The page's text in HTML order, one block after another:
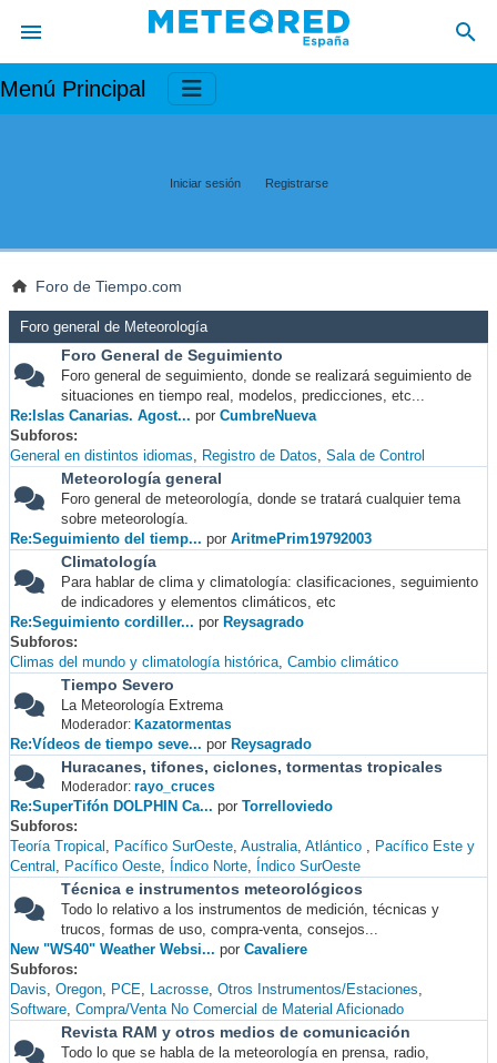
Menú Principal
Iniciar sesión Registrarse
Foro de Tiempo.com
Foro general de Meteorología
Foro General de Seguimiento
Foro general de seguimiento, donde se realizará seguimiento de
situaciones en tiempo real, modelos, predicciones, etc...
Re:Islas Canarias. Agost... por CumbreNueva
Subforos
General en distintos idiomas
Registro de Datos Sala de Control
Meteorología general
Foro general de meteorología, donde se tratará cualquier tema
sobre meteorología.
Re:Seguimiento del tiemp... por AritmePrim19792003
Climatología
Para hablar de clima y climatología: clasificaciones, seguimiento
de indicadores y elementos climáticos, etc
Re:Seguimiento cordiller... por Reysagrado
Subforos
Climas del mundo y climatología histórica Cambio climático
Tiempo Severo
La Meteorología Extrema
Moderador: Kazatormentas
Re:Vídeos de tiempo seve... por Reysagrado
Huracanes, tifones, ciclones, tormentas tropicales
Moderador: rayo_cruces
Re:SuperTifón DOLPHIN Ca... por Torrelloviedo
Subforos
Teoría Tropical
Pacífico SurOeste Australia Atlántico
Pacífico Este y
Central
Pacífico Oeste Índico Norte Índico SurOeste
Técnica e instrumentos meteorológicos
Todo lo relativo a los instrumentos de medición, técnicas y
trucos, formas de uso, compra-venta, consejos...
New "WS40" Weather Websi... por Cavaliere
Subforos
Davis Oregon PCE Lacrosse Otros Instrumentos/Estaciones
Software Compra/Venta No Comercial de Material Aficionado
Revista RAM y otros medios de comunicación
Todo lo que se habla de la meteorología en prensa, radio,